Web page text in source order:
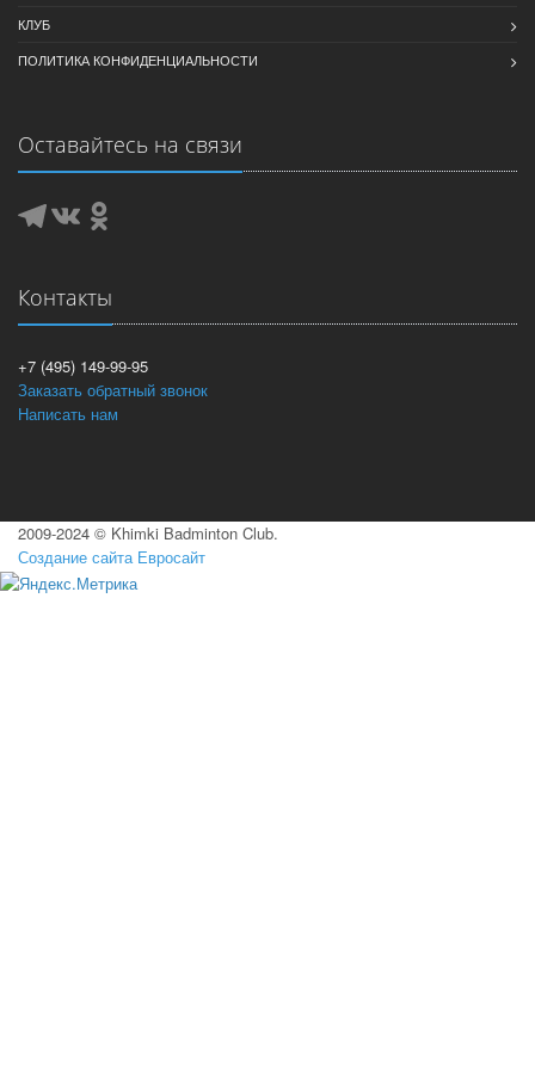
КЛУБ
ПОЛИТИКА КОНФИДЕНЦИАЛЬНОСТИ
Оставайтесь на связи
Контакты
+7 (495) 149-99-95
Заказать обратный звонок
Написать нам
2009-2024 © Khimki Badminton Club.
Создание сайта Евросайт